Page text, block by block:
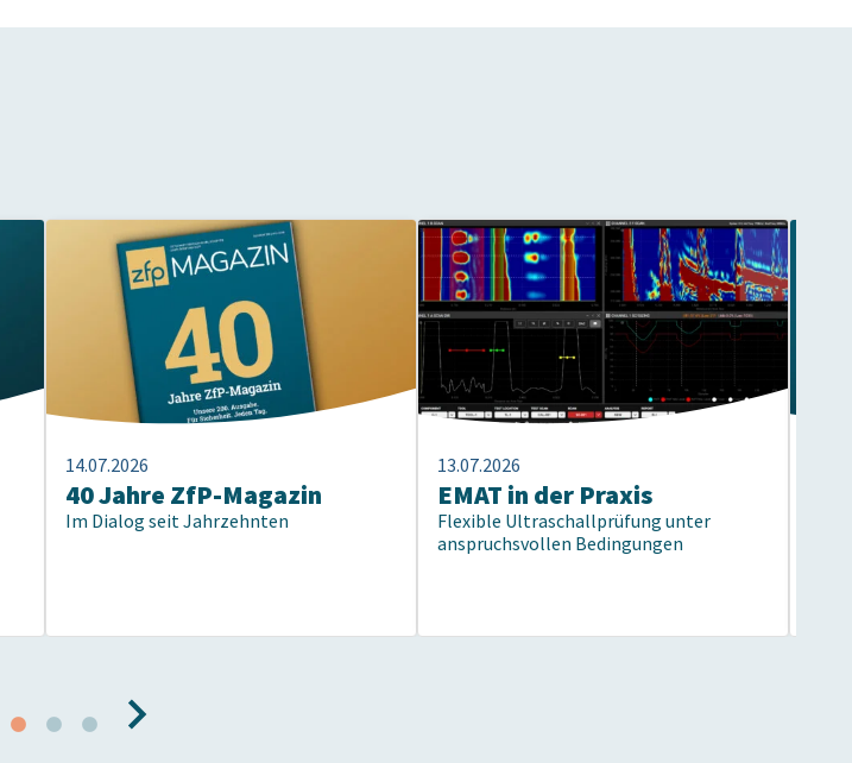
14.07.2026
40 Jahre ZfP-Magazin
Im Dialog seit Jahrzehnten
13.07.2026
EMAT in der Praxis
Flexible Ultraschallprüfung unter
anspruchsvollen Bedingungen